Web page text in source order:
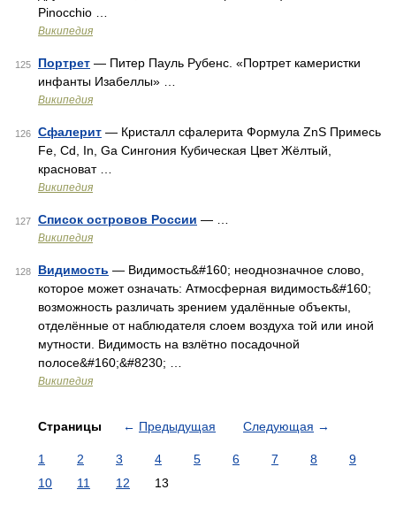
Pinocchio …
Википедия
125 Портрет — Питер Пауль Рубенс. «Портрет камеристки
инфанты Изабеллы» …
Википедия
126 Сфалерит — Кристалл сфалерита Формула ZnS Примесь
Fe, Cd, In, Ga Сингония Кубическая Цвет Жёлтый,
красноват …
Википедия
127 Список островов России — …
Википедия
128 Видимость — Видимость&#160; неоднозначное слово,
которое может означать: Атмосферная видимость&#160;
возможность различать зрением удалённые объекты,
отделённые от наблюдателя слоем воздуха той или иной
мутности. Видимость на взлётно посадочной
полосе&#160;&#8230; …
Википедия
Страницы ← Предыдущая Следующая →
1 2 3 4 5 6 7 8
9
10
11 12 13